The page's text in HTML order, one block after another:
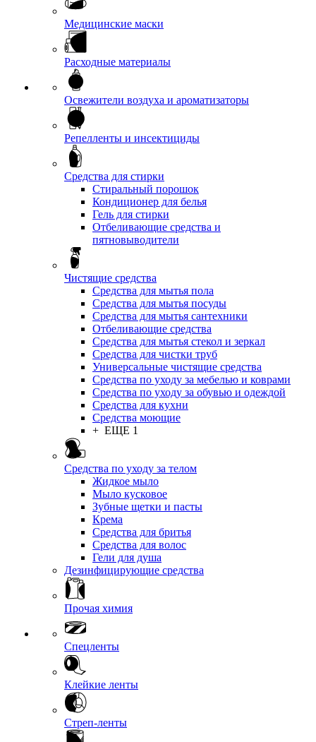
Медицинские маски
Расходные материалы
Освежители воздуха и ароматизаторы
Репелленты и инсектициды
Средства для стирки
Стиральный порошок
Кондиционер для белья
Гель для стирки
Отбеливающие средства и
пятновыводители
Чистящие средства
Средства для мытья пола
Средства для мытья посуды
Средства для мытья сантехники
Отбеливающие средства
Средства для мытья стекол и зеркал
Средства для чистки труб
Универсальные чистящие средства
Средства по уходу за мебелью и коврами
Средства по уходу за обувью и одеждой
Средства для кухни
Средства моющие
+ ЕЩЕ 1
Средства по уходу за телом
Жидкое мыло
Мыло кусковое
Зубные щетки и пасты
Крема
Средства для бритья
Средства для волос
Гели для душа
Дезинфицирующие средства
Прочая химия
Спецленты
Клейкие ленты
Стреп-ленты